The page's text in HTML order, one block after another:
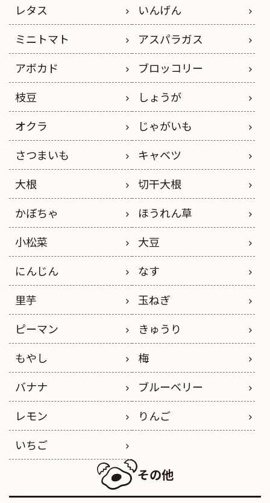
レタス
いんげん
ミニトマト
アスパラガス
アボカド
ブロッコリー
枝豆
しょうが
オクラ
じゃがいも
さつまいも
キャベツ
大根
切干大根
かぼちゃ
ほうれん草
小松菜
大豆
にんじん
なす
里芋
玉ねぎ
ピーマン
きゅうり
もやし
梅
バナナ
ブルーベリー
レモン
りんご
いちご
その他